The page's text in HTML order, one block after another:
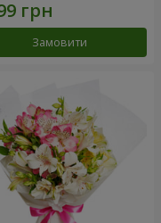
Замовити